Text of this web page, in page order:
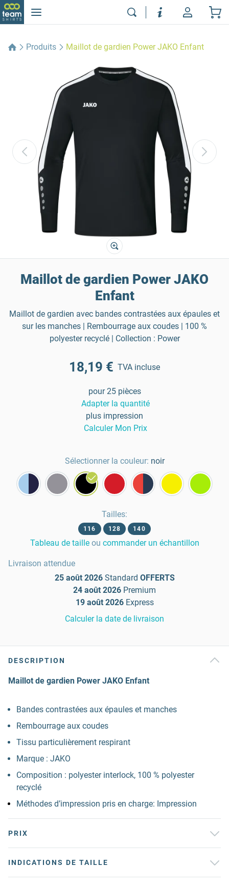
Produits Maillot de gardien Power JAKO Enfant
Maillot de gardien Power JAKO
Enfant
Maillot de gardien avec bandes contrastées aux épaules et
sur les manches | Rembourrage aux coudes | 100 %
polyester recyclé | Collection : Power
18,19 € TVA incluse
pour 25 pièces
Adapter la quantité
plus impression
Calculer Mon Prix
Sélectionner la couleur: noir
Tailles:
116 128 140
Tableau de taille ou commander un échantillon
Livraison attendue
25 août 2026 Standard OFFERTS
24 août 2026 Premium
19 août 2026 Express
Calculer la date de livraison
DESCRIPTION
Maillot de gardien Power JAKO Enfant
Bandes contrastées aux épaules et manches
Rembourrage aux coudes
Tissu particulièrement respirant
Marque : JAKO
Composition : polyester interlock, 100 % polyester
recyclé
Méthodes d’impression pris en charge: Impression
PRIX
INDICATIONS DE TAILLE